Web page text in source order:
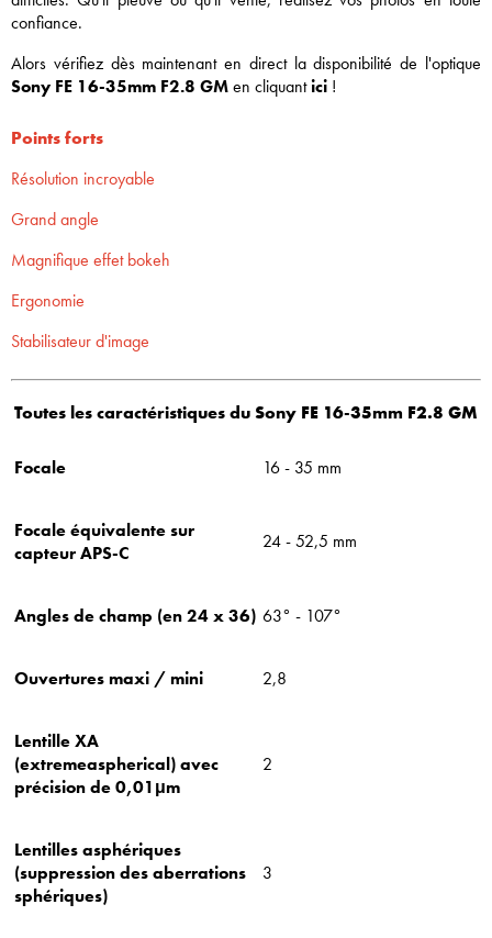
confiance.
Alors vérifiez dès maintenant en direct la disponibilité de l'optique
Sony FE 16-35mm F2.8 GMen cliquantici !
Points forts
Résolution incroyable
Grand angle
Magnifique effet bokeh
Ergonomie
Stabilisateur d'image
Toutes les caractéristiques du Sony FE 16-35mm F2.8 GM
Focale 16 - 35 mm
Focale équivalente sur
capteur APS-C
24 - 52,5 mm
Angles de champ (en 24 x 36) 63° - 107°
Ouvertures maxi / mini 2,8
Lentille XA
(extremeaspherical) avec
précision de 0,01μm
2
Lentilles asphériques
(suppression des aberrations
sphériques)
3